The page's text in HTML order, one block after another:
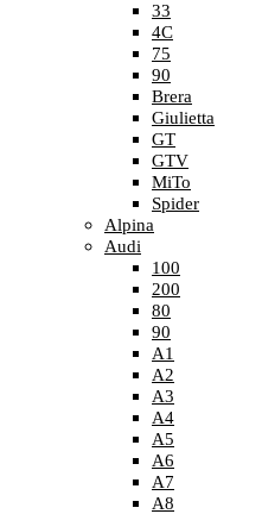
33
4C
75
90
Brera
Giulietta
GT
GTV
MiTo
Spider
Alpina
Audi
100
200
80
90
A1
A2
A3
A4
A5
A6
A7
A8